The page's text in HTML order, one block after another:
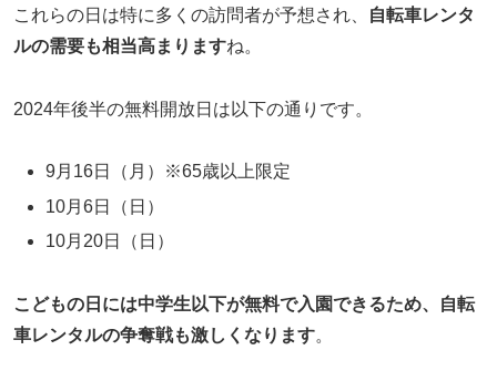
これらの日は特に多くの訪問者が予想され、
自転車レンタ
ルの需要も相当高まりますね。
2024年後半の無料開放日は以下の通りです。
9月16日（月）※65歳以上限定
10月6日（日）
10月20日（日）
こどもの日には中学生以下が無料で入園できるため、自転
車レンタルの争奪戦も激しくなります。